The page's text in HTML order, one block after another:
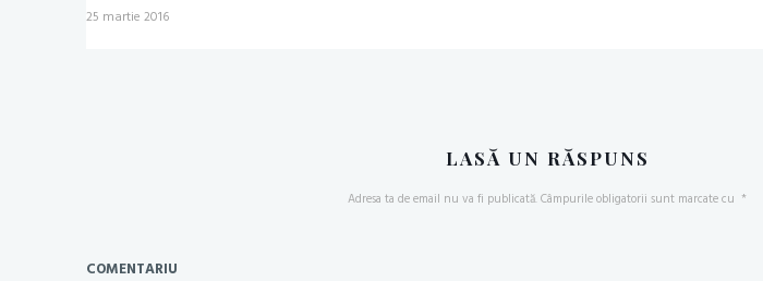
25 martie 2016
LASĂ UN RĂSPUNS
Adresa ta de email nu va fi publicată.Câmpurile obligatorii sunt marcate cu *
COMENTARIU